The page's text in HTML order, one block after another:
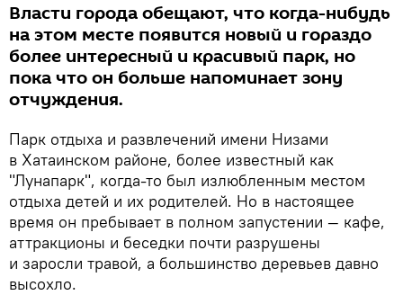
Власти города обещают, что когда-нибудь
на этом месте появится новый и гораздо
более интересный и красивый парк, но
пока что он больше напоминает зону
отчуждения.
Парк отдыха и развлечений имени Низами
в Хатаинском районе, более известный как
"Лунапарк", когда-то был излюбленным местом
отдыха детей и их родителей. Но в настоящее
время он пребывает в полном запустении — кафе,
аттракционы и беседки почти разрушены
и заросли травой, а большинство деревьев давно
высохло.